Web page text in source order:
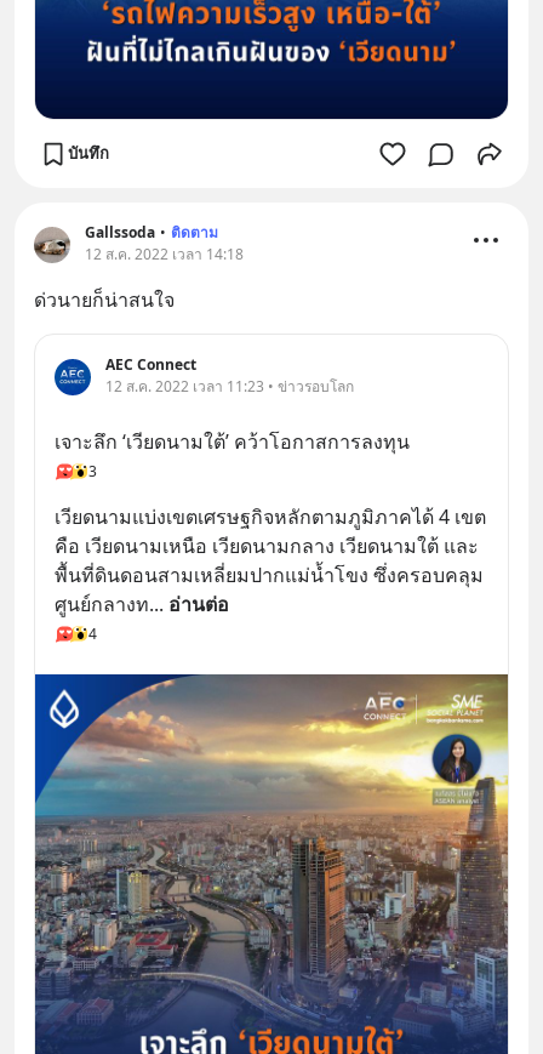
บันทึก
Gallssoda • ติดตาม
12 ส.ค. 2022 เวลา 14:18
ด่วนายก็น่าสนใจ
AEC Connect
12 ส.ค. 2022 เวลา 11:23 • ข่าวรอบโลก
เจาะลึก ‘เวียดนามใต้’ คว้าโอกาสการลงทุน
3
เวียดนามแบ่งเขตเศรษฐกิจหลักตามภูมิภาคได้ 4 เขต
คือ เวียดนามเหนือ เวียดนามกลาง เวียดนามใต้ และ
พื้นที่ดินดอนสามเหลี่ยมปากแม่น้ำโขง ซึ่งครอบคลุม
ศูนย์กลางท... อ่านต่อ
4